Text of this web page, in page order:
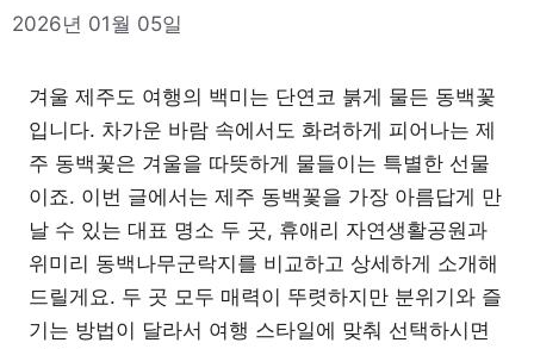
2026년 01월 05일
겨울 제주도 여행의 백미는 단연코 붉게 물든 동백꽃
입니다. 차가운 바람 속에서도 화려하게 피어나는 제
주 동백꽃은 겨울을 따뜻하게 물들이는 특별한 선물
이죠. 이번 글에서는 제주 동백꽃을 가장 아름답게 만
날 수 있는 대표 명소 두 곳, 휴애리 자연생활공원과
위미리 동백나무군락지를 비교하고 상세하게 소개해
드릴게요. 두 곳 모두 매력이 뚜렷하지만 분위기와 즐
기는 방법이 달라서 여행 스타일에 맞춰 선택하시면